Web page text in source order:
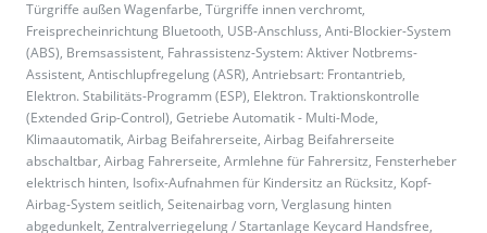
Türgriffe außen Wagenfarbe, Türgriffe innen verchromt,
Freisprecheinrichtung Bluetooth, USB-Anschluss, Anti-Blockier-System
(ABS), Bremsassistent, Fahrassistenz-System: Aktiver Notbrems-
Assistent, Antischlupfregelung (ASR), Antriebsart: Frontantrieb,
Elektron. Stabilitäts-Programm (ESP), Elektron. Traktionskontrolle
(Extended Grip-Control), Getriebe Automatik - Multi-Mode,
Klimaautomatik, Airbag Beifahrerseite, Airbag Beifahrerseite
abschaltbar, Airbag Fahrerseite, Armlehne für Fahrersitz, Fensterheber
elektrisch hinten, Isofix-Aufnahmen für Kindersitz an Rücksitz, Kopf-
Airbag-System seitlich, Seitenairbag vorn, Verglasung hinten
abgedunkelt, Zentralverriegelung / Startanlage Keycard Handsfree,